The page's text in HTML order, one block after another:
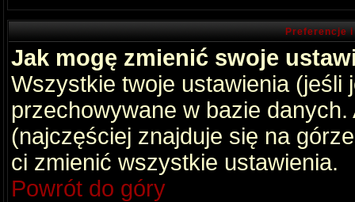
Preferencje
Jak mogę zmienić swoje
Wszystkie twoje ustawienia (jeśli
przechowywane w bazie
(najczęściej znajduje się na
ci zmienić wszystkie ustawienia.
Powrót do góry